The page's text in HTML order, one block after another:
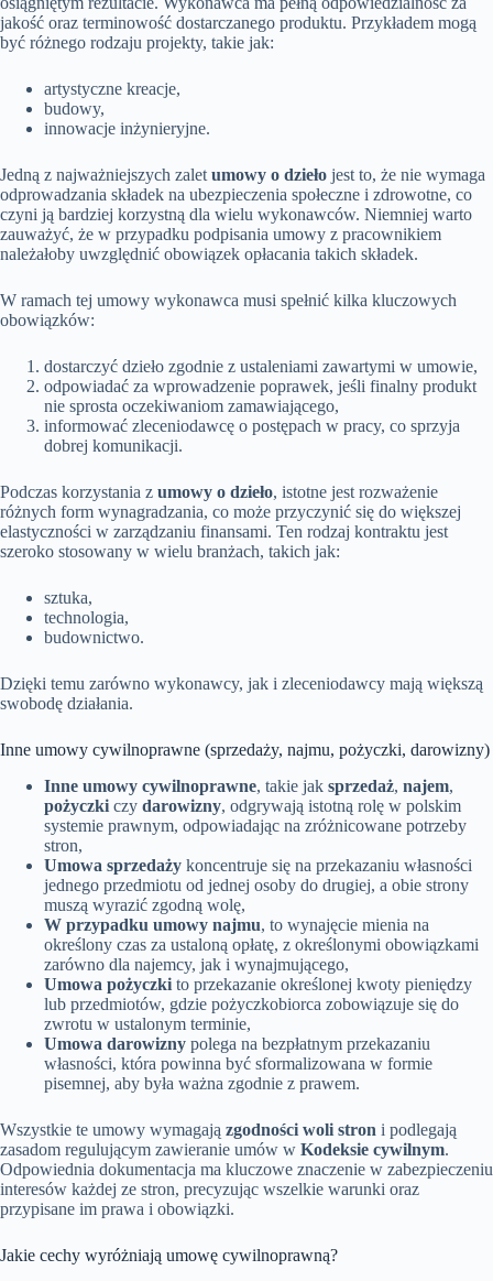
jakość oraz terminowość dostarczanego produktu. Przykładem mogą
być różnego rodzaju projekty, takie jak:
artystyczne kreacje,
budowy,
innowacje inżynieryjne.
Jedną z najważniejszych zaletumowy o dzieło jest to, że nie wymaga
odprowadzania składek na ubezpieczenia społeczne i zdrowotne, co
czyni ją bardziej korzystną dla wielu wykonawców. Niemniej warto
zauważyć, że w przypadku podpisania umowy z pracownikiem
należałoby uwzględnić obowiązek opłacania takich składek.
W ramach tej umowy wykonawca musi spełnić kilka kluczowych
obowiązków:
dostarczyć dzieło zgodnie z ustaleniami zawartymi w umowie,
odpowiadać za wprowadzenie poprawek, jeśli finalny produkt
nie sprosta oczekiwaniom zamawiającego,
informować zleceniodawcę o postępach w pracy, co sprzyja
dobrej komunikacji.
Podczas korzystania z umowy o dzieło, istotne jest rozważenie
różnych form wynagradzania, co może przyczynić się do większej
elastyczności w zarządzaniu finansami. Ten rodzaj kontraktu jest
szeroko stosowany w wielu branżach, takich jak:
sztuka,
technologia,
budownictwo.
Dzięki temu zarówno wykonawcy, jak i zleceniodawcy mają większą
swobodę działania.
Inne umowy cywilnoprawne (sprzedaży, najmu, pożyczki, darowizny)
Inne umowy cywilnoprawne, takie jak sprzedaż, najem,
pożyczki czy darowizny, odgrywają istotną rolę w polskim
systemie prawnym, odpowiadając na zróżnicowane potrzeby
stron,
Umowa sprzedaży koncentruje się na przekazaniu własności
jednego przedmiotu od jednej osoby do drugiej, a obie strony
muszą wyrazić zgodną wolę,
W przypadku umowy najmu, to wynajęcie mienia na
określony czas za ustaloną opłatę, z określonymi obowiązkami
zarówno dla najemcy, jak i wynajmującego,
Umowa pożyczki to przekazanie określonej kwoty pieniędzy
lub przedmiotów, gdzie pożyczkobiorca zobowiązuje się do
zwrotu w ustalonym terminie,
Umowa darowizny polega na bezpłatnym przekazaniu
własności, która powinna być sformalizowana w formie
pisemnej, aby była ważna zgodnie z prawem.
Wszystkie te umowy wymagają zgodności woli stron i podlegają
zasadom regulującym zawieranie umów w Kodeksie cywilnym.
Odpowiednia dokumentacja ma kluczowe znaczenie w zabezpieczeniu
interesów każdej ze stron, precyzując wszelkie warunki oraz
przypisane im prawa i obowiązki.
Jakie cechy wyróżniają umowę cywilnoprawną?